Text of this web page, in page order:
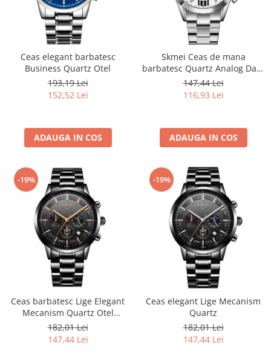
Ceas elegant barbatesc
Business Quartz Otel
193,19 Lei
152,52 Lei
ADAUGA IN COS
Skmei Ceas de mana
barbatesc Quartz Analog Data
Otel Argintiu
147,44 Lei
116,93 Lei
ADAUGA IN COS
-19%
Ceas barbatesc Lige Elegant
Mecanism Quartz Otel
inoxidabil
182,01 Lei
147,44 Lei
-19%
Ceas elegant Lige Mecanism
Quartz
182,01 Lei
147,44 Lei